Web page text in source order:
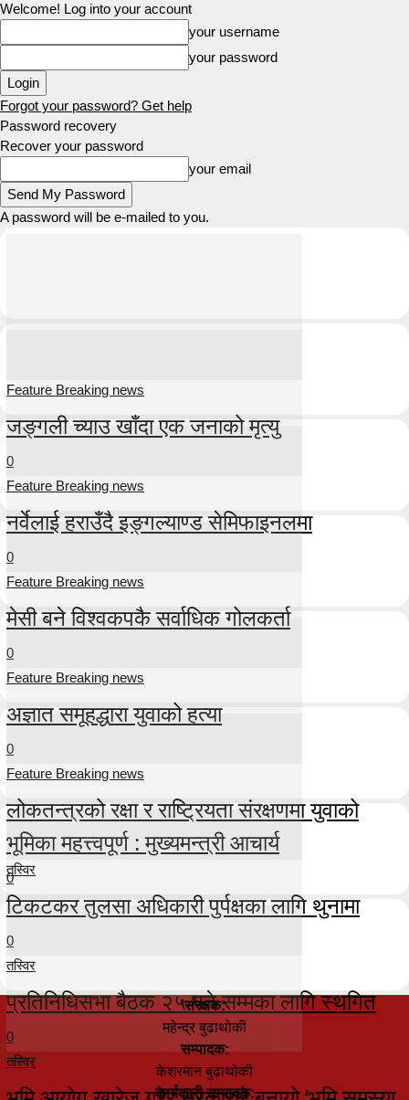
Welcome! Log into your account
your username
your password
Forgot your password? Get help
Password recovery
Recover your password
your email
A password will be e-mailed to you.
Feature Breaking news
जङ्गली च्याउ खाँदा एक जनाको मृत्यु
0
Feature Breaking news
नर्वेलाई हराउँदै इङ्गल्याण्ड सेमिफाइनलमा
0
Feature Breaking news
मेसी बने विश्वकपकै सर्वाधिक गोलकर्ता
0
Feature Breaking news
अज्ञात समूहद्धारा युवाको हत्या
0
Feature Breaking news
लोकतन्त्रको रक्षा र राष्ट्रियता संरक्षणमा युवाको
भूमिका महत्त्वपूर्ण : मुख्यमन्त्री आचार्य
0
तस्विर
टिकटकर तुलसा अधिकारी पुर्पक्षका लागि थुनामा
0
तस्विर
प्रतिनिधिसभा बैठक २५ गते सम्मका लागि स्थगित
0
तस्विर
संरक्षक:
महेन्द्र बुढाथोकी
सम्पादक:
केशरमान बुढाथोकी
कार्यकारी सम्पादक: